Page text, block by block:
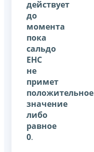
действует
до
момента
пока
сальдо
ЕНС
не
примет
положительное
значение
либо
равное
0.